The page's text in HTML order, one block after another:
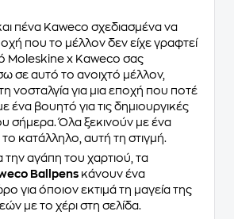
πένα Kaweco σχεδιασμένα να
που το μέλλον δεν είχε γραφτεί
Moleskine x Kaweco σας
σε αυτό το ανοιχτό μέλλον,
νοσταλγία για μια εποχή που ποτέ
ένα βουητό για τις δημιουργικές
σήμερα. Όλα ξεκινούν με ένα
κατάλληλο, αυτή τη στιγμή.
την αγάπη του χαρτιού, τα
Ballpens κάνουν ένα
για όποιον εκτιμά τη μαγεία της
με το χέρι στη σελίδα.